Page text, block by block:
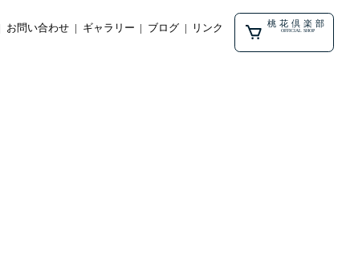
お問い合わせ ギャラリー ブログ リンク 桃花倶楽部
OFFICIAL SHOP